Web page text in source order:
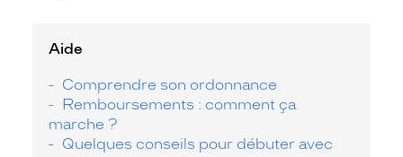
Aide
Comprendre son ordonnance
Remboursements : comment ça
marche ?
Quelques conseils pour débuter avec